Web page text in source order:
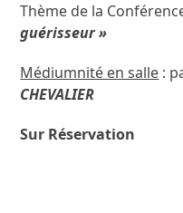
Thème de la
guérisseur »
Médiumnité en salle :
CHEVALIER
Sur Réservation